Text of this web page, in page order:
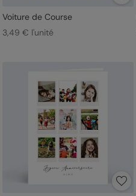
Voiture de Course
3,49 € l'unité